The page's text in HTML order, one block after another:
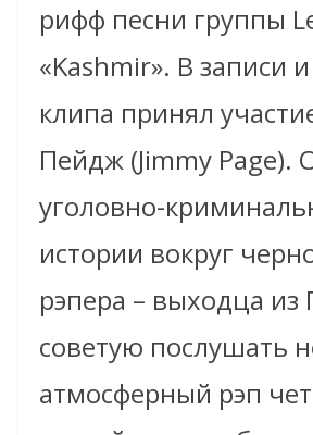
рифф песни группы
«Kashmir». В записи
клипа принял
Пейдж (Jimmy Page).
уголовно-
истории вокруг
рэпера – выходца из
советую послушать
атмосферный рэп